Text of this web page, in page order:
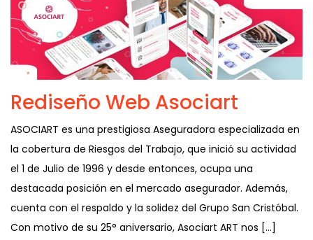
Rediseño Web Asociart
ASOCIART es una prestigiosa Aseguradora especializada en
la cobertura de Riesgos del Trabajo, que inició su actividad
el 1 de Julio de 1996 y desde entonces, ocupa una
destacada posición en el mercado asegurador. Además,
cuenta con el respaldo y la solidez del Grupo San Cristóbal.
Con motivo de su 25° aniversario, Asociart ART nos […]